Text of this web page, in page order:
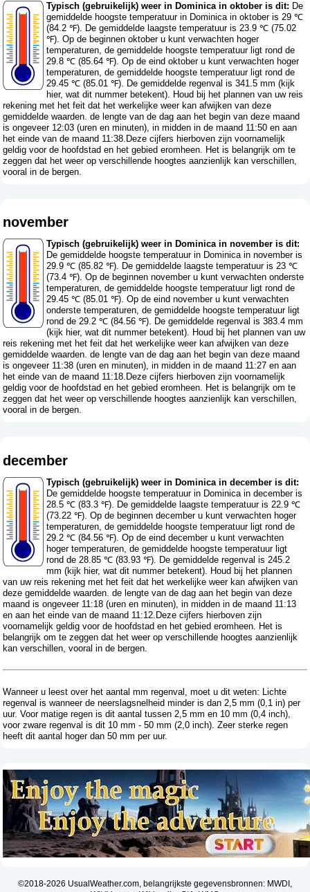
Typisch (gebruikelijk) weer in Dominica in oktober is dit: De
gemiddelde hoogste temperatuur in Dominica in oktober is 29 ℃
(84.2 ℉). De gemiddelde laagste temperatuur is 23.9 ℃ (75.02
℉). Op de beginnen oktober u kunt verwachten hoger
temperaturen, de gemiddelde hoogste temperatuur ligt rond de
29.8 ℃ (85.64 ℉). Op de eind oktober u kunt verwachten hoger
temperaturen, de gemiddelde hoogste temperatuur ligt rond de
29.45 ℃ (85.01 ℉). De gemiddelde regenval is 341.5 mm (kijk
hier, wat dit nummer betekent). Houd bij het plannen van uw reis
rekening met het feit dat het werkelijke weer kan afwijken van deze
gemiddelde waarden. de lengte van de dag aan het begin van deze maand
is ongeveer 12:03 (uren en minuten), in midden in de maand 11:50 en aan
het einde van de maand 11:38.Deze cijfers hierboven zijn voornamelijk
geldig voor de hoofdstad en het gebied eromheen. Het is belangrijk om te
zeggen dat het weer op verschillende hoogtes aanzienlijk kan verschillen,
vooral in de bergen.
november
Typisch (gebruikelijk) weer in Dominica in november is dit:
De gemiddelde hoogste temperatuur in Dominica in november is
29.9 ℃ (85.82 ℉). De gemiddelde laagste temperatuur is 23 ℃
(73.4 ℉). Op de beginnen november u kunt verwachten onderste
temperaturen, de gemiddelde hoogste temperatuur ligt rond de
29.45 ℃ (85.01 ℉). Op de eind november u kunt verwachten
onderste temperaturen, de gemiddelde hoogste temperatuur ligt
rond de 29.2 ℃ (84.56 ℉). De gemiddelde regenval is 383.4 mm
(kijk hier, wat dit nummer betekent). Houd bij het plannen van uw
reis rekening met het feit dat het werkelijke weer kan afwijken van deze
gemiddelde waarden. de lengte van de dag aan het begin van deze maand
is ongeveer 11:38 (uren en minuten), in midden in de maand 11:27 en aan
het einde van de maand 11:18.Deze cijfers hierboven zijn voornamelijk
geldig voor de hoofdstad en het gebied eromheen. Het is belangrijk om te
zeggen dat het weer op verschillende hoogtes aanzienlijk kan verschillen,
vooral in de bergen.
december
Typisch (gebruikelijk) weer in Dominica in december is dit:
De gemiddelde hoogste temperatuur in Dominica in december is
28.5 ℃ (83.3 ℉). De gemiddelde laagste temperatuur is 22.9 ℃
(73.22 ℉). Op de beginnen december u kunt verwachten hoger
temperaturen, de gemiddelde hoogste temperatuur ligt rond de
29.2 ℃ (84.56 ℉). Op de eind december u kunt verwachten
hoger temperaturen, de gemiddelde hoogste temperatuur ligt
rond de 28.85 ℃ (83.93 ℉). De gemiddelde regenval is 245.2
mm (kijk hier, wat dit nummer betekent). Houd bij het plannen
van uw reis rekening met het feit dat het werkelijke weer kan afwijken van
deze gemiddelde waarden. de lengte van de dag aan het begin van deze
maand is ongeveer 11:18 (uren en minuten), in midden in de maand 11:13
en aan het einde van de maand 11:12.Deze cijfers hierboven zijn
voornamelijk geldig voor de hoofdstad en het gebied eromheen. Het is
belangrijk om te zeggen dat het weer op verschillende hoogtes aanzienlijk
kan verschillen, vooral in de bergen.
Wanneer u leest over het aantal mm regenval, moet u dit weten: Lichte
regenval is wanneer de neerslagsnelheid minder is dan 2,5 mm (0,1 in) per
uur. Voor matige regen is dit aantal tussen 2,5 mm en 10 mm (0,4 inch),
voor zware regenval is dit 10 mm - 50 mm (2,0 inch). Zeer sterke regen
heeft dit aantal hoger dan 50 mm per uur.
©2018-2026 UsualWeather.com, belangrijkste gegevensbronnen: MWDI,